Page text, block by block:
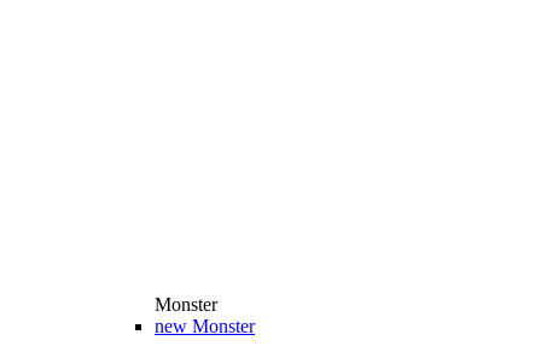
Monster
new Monster